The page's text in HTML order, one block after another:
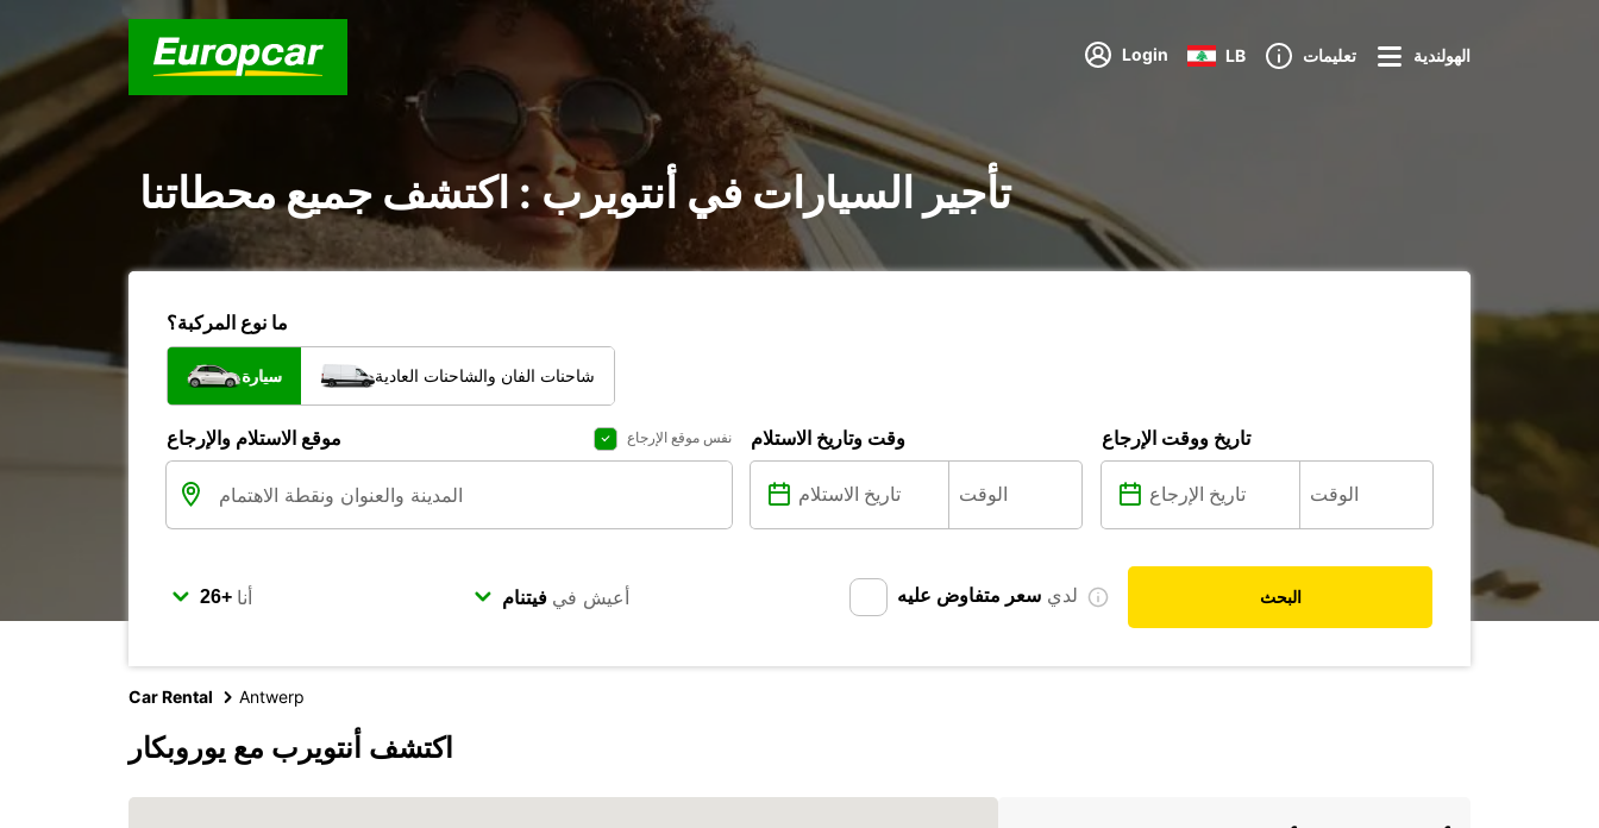
Login LB تعليمات الهولندية
تأجير السيارات في أنتويرب : اكتشف جميع محطاتنا
ما نوع المركبة؟
سيارة شاحنات الفان والشاحنات العادية
موقع الاستلام والإرجاع نفس موقع الإرجاع وقت وتاريخ الاستلام تاريخ ووقت الإرجاع
أنا أعيش في لدي سعر متفاوض عليه البحث
Car Rental Antwerp
اكتشف أنتويرب مع يوروبكار